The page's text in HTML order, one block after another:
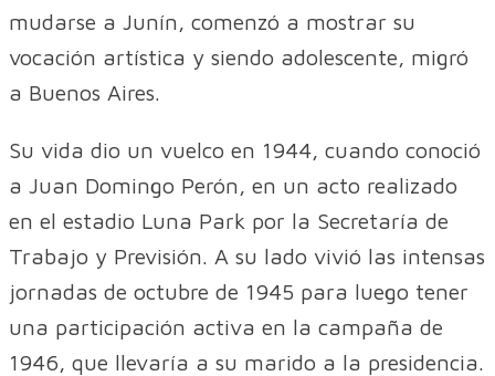
mudarse a Junín, comenzó a mostrar su
vocación artística y siendo adolescente, migró
a Buenos Aires.
Su vida dio un vuelco en 1944, cuando conoció
a Juan Domingo Perón, en un acto realizado
en el estadio Luna Park por la Secretaría de
Trabajo y Previsión. A su lado vivió las intensas
jornadas de octubre de 1945 para luego tener
una participación activa en la campaña de
1946, que llevaría a su marido a la presidencia.